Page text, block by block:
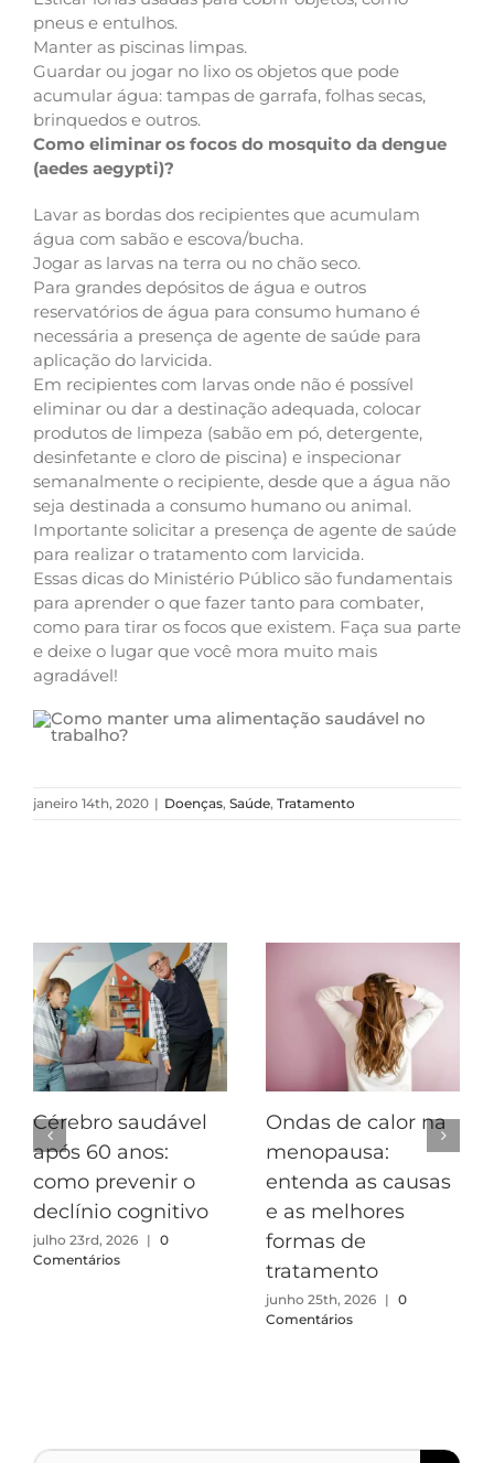
pneus e entulhos.
Manter as piscinas limpas.
Guardar ou jogar no lixo os objetos que pode
acumular água: tampas de garrafa, folhas secas,
brinquedos e outros.
Como eliminar os focos do mosquito da dengue
(aedes aegypti)?
Lavar as bordas dos recipientes que acumulam
água com sabão e escova/bucha.
Jogar as larvas na terra ou no chão seco.
Para grandes depósitos de água e outros
reservatórios de água para consumo humano é
necessária a presença de agente de saúde para
aplicação do larvicida.
Em recipientes com larvas onde não é possível
eliminar ou dar a destinação adequada, colocar
produtos de limpeza (sabão em pó, detergente,
desinfetante e cloro de piscina) e inspecionar
semanalmente o recipiente, desde que a água não
seja destinada a consumo humano ou animal.
Importante solicitar a presença de agente de saúde
para realizar o tratamento com larvicida.
Essas dicas do Ministério Público são fundamentais
para aprender o que fazer tanto para combater,
como para tirar os focos que existem. Faça sua parte
e deixe o lugar que você mora muito mais
agradável!
janeiro 14th, 2020 | Doenças, Saúde, Tratamento
Cérebro saudável
após 60 anos:
como prevenir o
declínio cognitivo
julho 23rd, 2026 | 0
Comentários
Ondas de calor na
menopausa:
entenda as causas
e as melhores
formas de
tratamento
junho 25th, 2026 | 0
Comentários